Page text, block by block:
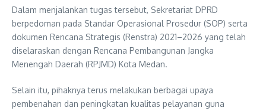
Dalam menjalankan tugas tersebut, Sekretariat DPRD
berpedoman pada Standar Operasional Prosedur (SOP) serta
dokumen Rencana Strategis (Renstra) 2021–2026 yang telah
diselaraskan dengan Rencana Pembangunan Jangka
Menengah Daerah (RPJMD) Kota Medan.
Selain itu, pihaknya terus melakukan berbagai upaya
pembenahan dan peningkatan kualitas pelayanan guna